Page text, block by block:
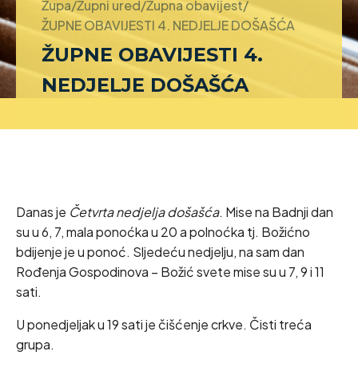
Župa/Župni ured/Župna obavijest/
ŽUPNE OBAVIJESTI 4. NEDJELJE DOŠAŠĆA
ŽUPNE OBAVIJESTI 4.
NEDJELJE DOŠAŠĆA
Danas je Četvrta nedjelja došašća. Mise na Badnji dan
su u 6, 7, mala ponoćka u 20 a polnoćka tj. Božićno
bdijenje je u ponoć. Sljedeću nedjelju, na sam dan
Rođenja Gospodinova – Božić svete mise su u 7, 9 i 11
sati.
U ponedjeljak u 19 sati je čišćenje crkve. Čisti treća
grupa.